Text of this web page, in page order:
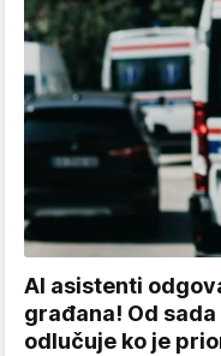
AI asistenti
građana! Od sada
odlučuje ko je